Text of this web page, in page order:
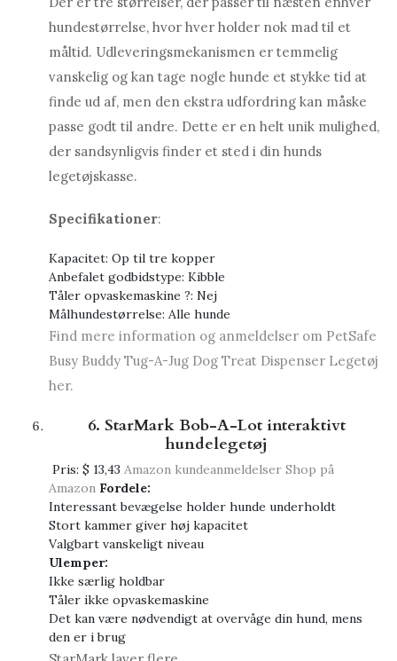
hundestørrelse, hvor hver holder nok mad til et
måltid. Udleveringsmekanismen er temmelig
vanskelig og kan tage nogle hunde et stykke tid at
finde ud af, men den ekstra udfordring kan måske
passe godt til andre. Dette er en helt unik mulighed,
der sandsynligvis finder et sted i din hunds
legetøjskasse.
Specifikationer:
Kapacitet: Op til tre kopper
Anbefalet godbidstype: Kibble
Tåler opvaskemaskine ?: Nej
Målhundestørrelse: Alle hunde
Find mere information og anmeldelser om PetSafe
Busy Buddy Tug-A-Jug Dog Treat Dispenser Legetøj
her.
6. StarMark Bob-A-Lot interaktivt
hundelegetøj
Pris: $ 13,43 Amazon kundeanmeldelser Shop på
Amazon Fordele:
Interessant bevægelse holder hunde underholdt
Stort kammer giver høj kapacitet
Valgbart vanskeligt niveau
Ulemper:
Ikke særlig holdbar
Tåler ikke opvaskemaskine
Det kan være nødvendigt at overvåge din hund, mens
den er i brug